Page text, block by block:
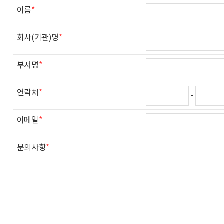
이름*
회사(기관)명*
부서명*
연락처* -
이메일*
문의사항*